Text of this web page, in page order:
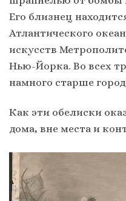
Его близнец
Атлантического
искусств
Нью-Йорка. Во всех
намного старше
Как эти обелиски
дома, вне места и